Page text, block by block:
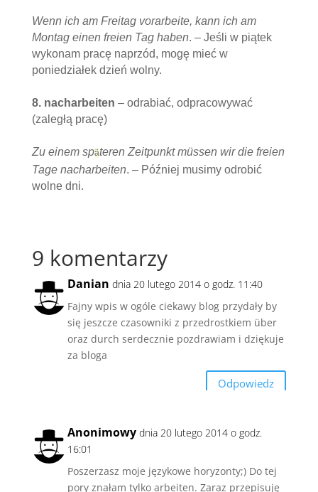
Wenn ich am Freitag vorarbeite, kann ich am
Montag einen freien Tag haben. – Jeśli w piątek
wykonam pracę naprzód, mogę mieć w
poniedziałek dzień wolny.
8. nacharbeiten – odrabiać, odpracowywać
(zaległą pracę)
Zu einem späteren Zeitpunkt müssen wir die freien
Tage nacharbeiten. – Później musimy odrobić
wolne dni.
9 komentarzy
Danian dnia 20 lutego 2014 o godz. 11:40
Fajny wpis w ogóle ciekawy blog przydały by
się jeszcze czasowniki z przedrostkiem über
oraz durch serdecznie pozdrawiam i dziękuje
za bloga
Odpowiedz
Anonimowy dnia 20 lutego 2014 o godz.
16:01
Poszerzasz moje językowe horyzonty;) Do tej
pory znałam tylko arbeiten. Zaraz przepisuję